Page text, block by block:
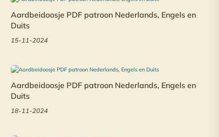
Aardbeidoosje PDF patroon Nederlands, Engels en
Duits
15-11-2024
Aardbeidoosje PDF patroon Nederlands, Engels en
Duits
18-11-2024